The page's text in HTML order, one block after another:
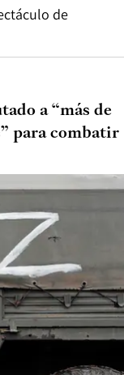
de
a “más de
para combatir